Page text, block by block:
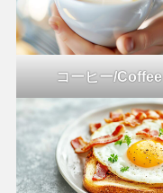
コーヒー/Coffee